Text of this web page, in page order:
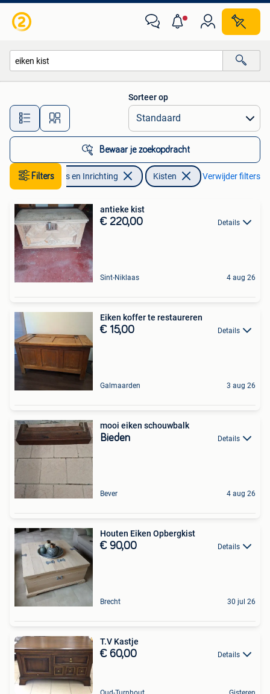
Alle afstanden…
Sorteer op
Bewaar je zoekopdracht
FiltersHuis en Inrichting Kisten Verwijder filters
antieke kist
€ 220,00 Details
Sint-Niklaas 4 aug 26
Eiken koffer te restaureren
€ 15,00 Details
Galmaarden 3 aug 26
mooi eiken schouwbalk
Bieden Details
Bever 4 aug 26
Houten Eiken Opbergkist
€ 90,00 Details
Brecht 30 jul 26
T.V Kastje
€ 60,00 Details